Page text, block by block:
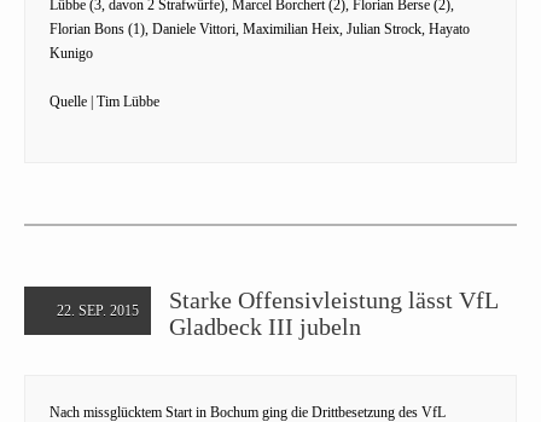
Lübbe (3, davon 2 Strafwürfe), Marcel Borchert (2), Florian Berse (2),
Florian Bons (1), Daniele Vittori, Maximilian Heix, Julian Strock, Hayato
Kunigo
Quelle | Tim Lübbe
22. SEP. 2015
Starke Offensivleistung lässt VfL
Gladbeck III jubeln
Nach missglücktem Start in Bochum ging die Drittbesetzung des VfL